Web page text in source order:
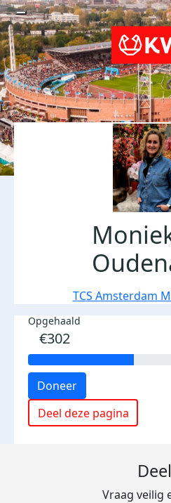
TCS Amsterdam
Opgehaald
€302
Doneer
Deel deze pagina
Vraag veilig